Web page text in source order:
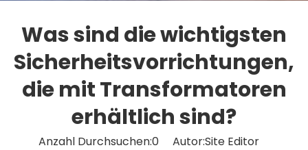
Was sind die wichtigsten
Sicherheitsvorrichtungen,
die mit Transformatoren
erhältlich sind?
Anzahl Durchsuchen:0Autor:Site Editor